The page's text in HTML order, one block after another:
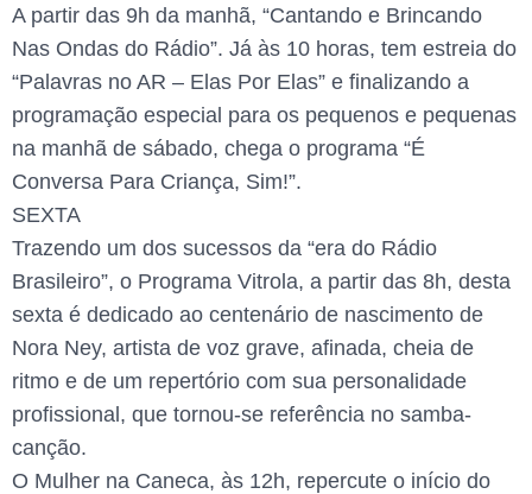
A partir das 9h da manhã, “Cantando e Brincando
Nas Ondas do Rádio”. Já às 10 horas, tem estreia do
“Palavras no AR – Elas Por Elas” e finalizando a
programação especial para os pequenos e pequenas
na manhã de sábado, chega o programa “É
Conversa Para Criança, Sim!”.
SEXTA
Trazendo um dos sucessos da “era do Rádio
Brasileiro”, o Programa Vitrola, a partir das 8h, desta
sexta é dedicado ao centenário de nascimento de
Nora Ney, artista de voz grave, afinada, cheia de
ritmo e de um repertório com sua personalidade
profissional, que tornou-se referência no samba-
canção.
O Mulher na Caneca, às 12h, repercute o início do